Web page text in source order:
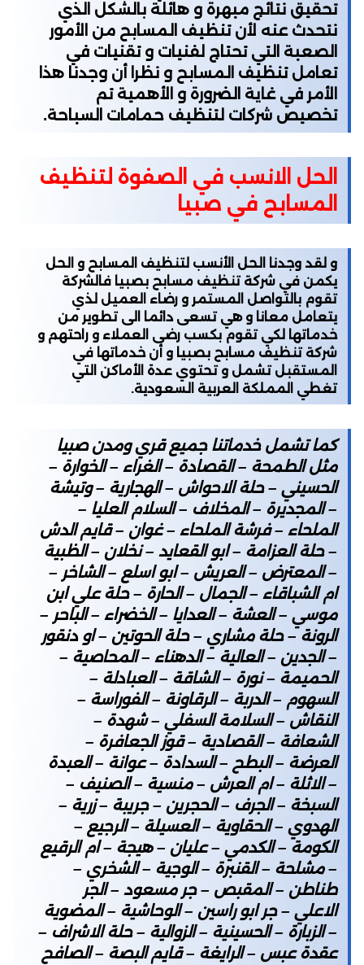
تحقيق نتائج مبهرة و هائلة بالشكل الذي
نتحدث عنه لأن تنظيف المسابح من الأمور
الصعبة التي تحتاج لفنيات و تقنيات في
تعامل تنظيف المسابح و نظرا أن وجدنا هذا
الأمر في غاية الضرورة و الأهمية تم
تخصيص شركات لتنظيف حمامات السباحة.
الحل الانسب في الصفوة لتنظيف
المسابح في صبيا
و لقد وجدنا الحل الأنسب لتنظيف المسابح و الحل
يكمن في شركة تنظيف مسابح بصبيا فالشركة
تقوم بالتواصل المستمر و رضاء العميل لذي
يتعامل معانا و هي تسعى دائما الى تطوير من
خدماتها لكي تقوم بكسب رضى العملاء و راحتهم و
شركة تنظيف مسابح بصبيا و أن خدماتها في
المستقبل تشمل و تحتوي عدة الأماكن التي
تغطي المملكة العربية السعودية.
كما تشمل خدماتنا جميع قري ومدن صبيا
مثل الطمحة – القصادة – الغراء – الخوارة –
الحسيني – حلة الاحواش – الهجارية – وتيشة
– المجديرة – المخلاف – السلام العليا –
الملحاء – فرشة الملحاء – غوان – قايم الدش
– حلة العزامة – ابو القعايد – نخلان – الظبية
– المعترض – العريش – ابو اسلع – الشاخر –
ام الشباقاء – الجمال – الحارة – حلة علي ابن
موسي – العشة – العدايا – الخضراء – الباحر –
الرونة – حلة مشاري – حلة الحوتين – او دنقور
– الجدين – العالية – الدهناء – المحاصية –
الحميمة – نورة – الشاقة – العبادلة –
السهوم – الدربة – الرقاونة – الفوراسة –
النقاش – السلامة السفلي – شهدة –
الشعافة – القصادية – قوز الجعافرة –
العرضة – البطح – السدادة – عوانة – العبدة
– الاثلة – ام العرش – منسية – الصنيف –
السبخة – الجرف – الحجرين – جريبة – زرية –
الهدوي – الحقاوية – العسيلة – الرجيع –
الكومة – الكدمي – عليان – هيجة – ام الرقيع
– مشلحة – القنبرة – الوجية – الشخري –
طناطن – المقبص – جر مسعود – الجر
الاعلي – جر ابو راسين – الوحاشية – المضوية
– الزبارة – الحسينية – الزوالية – حلة الاشراف –
عقدة عبس – الرايغة – قايم البصة – الصافح